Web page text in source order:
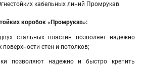
кабельных линий Промрукав.
коробок «Промрукав»:
стальных пластин позволяет надежно
поверхности стен и потолков;
позволяют надежно и быстро крепить